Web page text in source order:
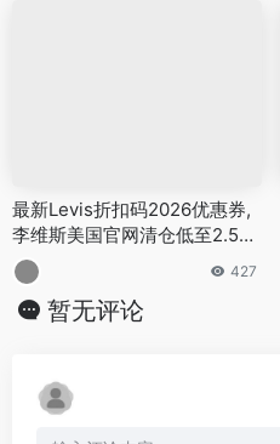
最新Levis折扣码2026优惠券,
李维斯美国官网清仓低至2.5折,
另有满$125享7折
427
暂无评论